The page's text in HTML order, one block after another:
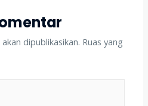
dipublikasikan. Ruas yang